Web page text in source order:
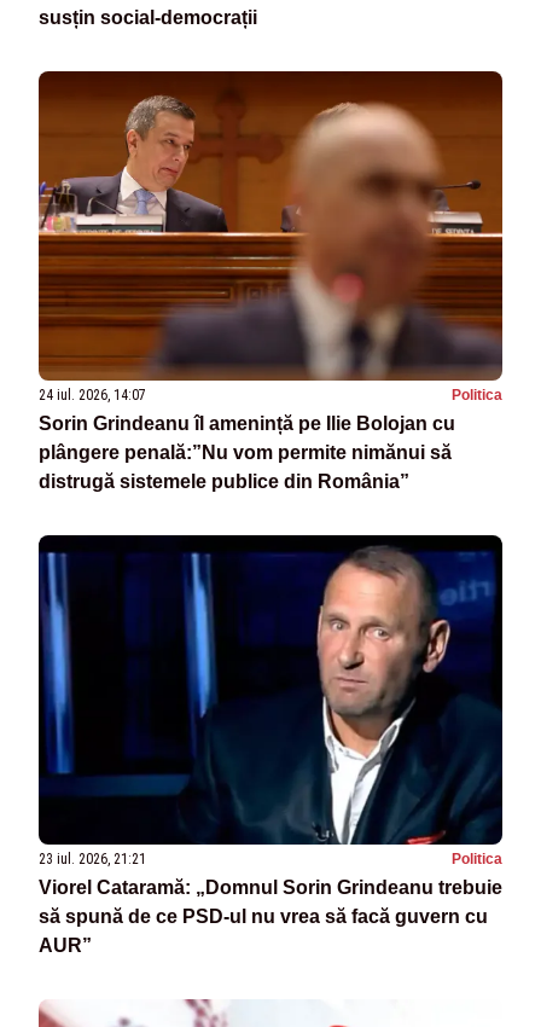
susțin social-democrații
24 iul. 2026, 14:07 Politica
Sorin Grindeanu îl amenință pe Ilie Bolojan cu
plângere penală:”Nu vom permite nimănui să
distrugă sistemele publice din România”
23 iul. 2026, 21:21 Politica
Viorel Cataramă: „Domnul Sorin Grindeanu trebuie
să spună de ce PSD-ul nu vrea să facă guvern cu
AUR”